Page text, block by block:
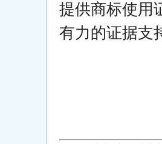
提供商标使用
有力的证据支